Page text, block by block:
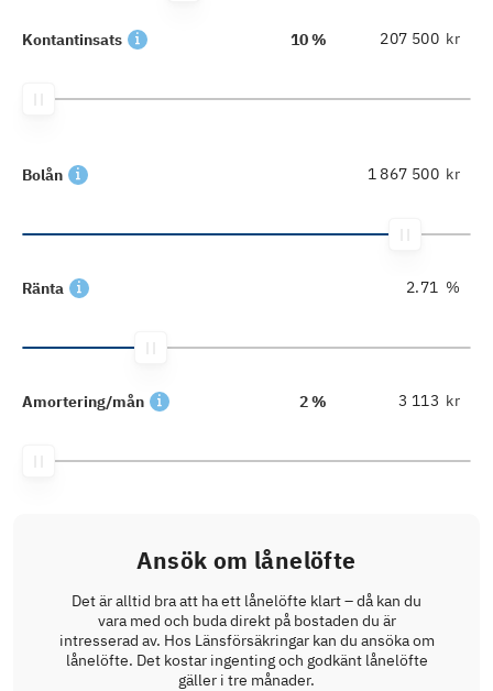
Kontantinsats 10 % kr
Bolån kr
Ränta %
Amortering/mån 2 % kr
Ansök om lånelöfte
Det är alltid bra att ha ett lånelöfte klart – då kan du
vara med och buda direkt på bostaden du är
intresserad av. Hos Länsförsäkringar kan du ansöka om
lånelöfte. Det kostar ingenting och godkänt lånelöfte
gäller i tre månader.